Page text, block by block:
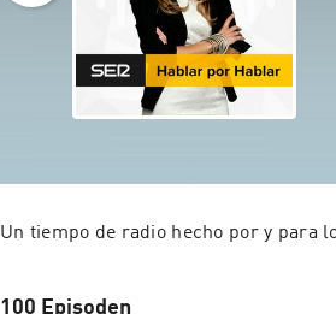
Un tiempo de radio hecho por y para
100 Episoden